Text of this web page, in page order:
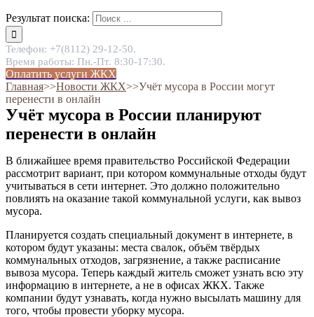
Результат поиска:
Телефон: +7(8112) 29-12-50.
Время работы: Пн.-Пт. 8:30-17:30.
Оплатить услуги ЖКХ
Главная˃˃Новости ЖКХ˃˃Учёт мусора в России могут
перенести в онлайн
Учёт мусора в России планируют
перенести в онлайн
В ближайшее время правительство Российской Федерации
рассмотрит вариант, при котором коммунальные отходы будут
учитываться в сети интернет. Это должно положительно
повлиять на оказание такой коммунальной услуги, как вывоз
мусора.
Планируется создать специальный документ в интернете, в
котором будут указаны: места свалок, объём твёрдых
коммунальных отходов, загрязнение, а также расписание
вывоза мусора. Теперь каждый житель сможет узнать всю эту
информацию в интернете, а не в офисах ЖКХ. Также
компании будут узнавать, когда нужно высылать машину для
того, чтобы провести уборку мусора.